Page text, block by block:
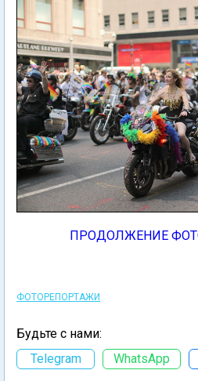
ПРОДОЛЖЕНИЕ
ФОТОРЕПОРТАЖИ
Будьте с нами:
Telegram
WhatsApp